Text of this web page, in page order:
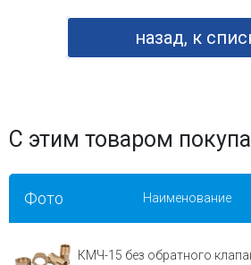
назад, к
С этим товаром
Фото Наименование
КМЧ-15 без обратного